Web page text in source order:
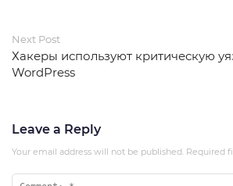
Next Post
Хакеры используют критическую
WordPress
Leave a Reply
Your email address will not be published. Required